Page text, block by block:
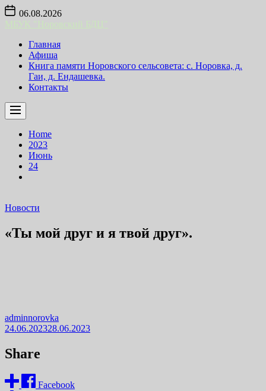
Skip
content
06.08.2026
Главная
Афиша
Книга памяти Норовского сельсовета: с. Норовка, д.
Гаи, д. Ендашевка.
Контакты
Home
2023
Июнь
24
Новости
«Ты мой друг и я твой друг».
adminnorovka
24.06.202328.06.2023
Share
Facebook